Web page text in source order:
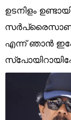
Web Story
Photo
Short Videos
ഉടനിളം
സർപ്രൈസാണ്
എന്ന് ഞാൻ